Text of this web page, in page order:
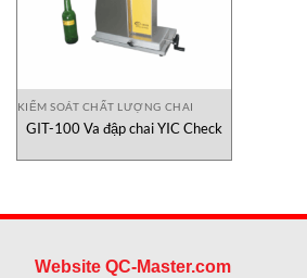
KIỂM SOÁT CHẤT LƯỢNG CHAI
GIT-100 Va đập chai YIC Check
Website QC-Master.com